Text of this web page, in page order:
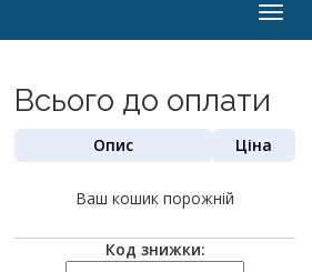
Всього до оплати
Опис Ціна
Ваш кошик порожній
Код знижки: